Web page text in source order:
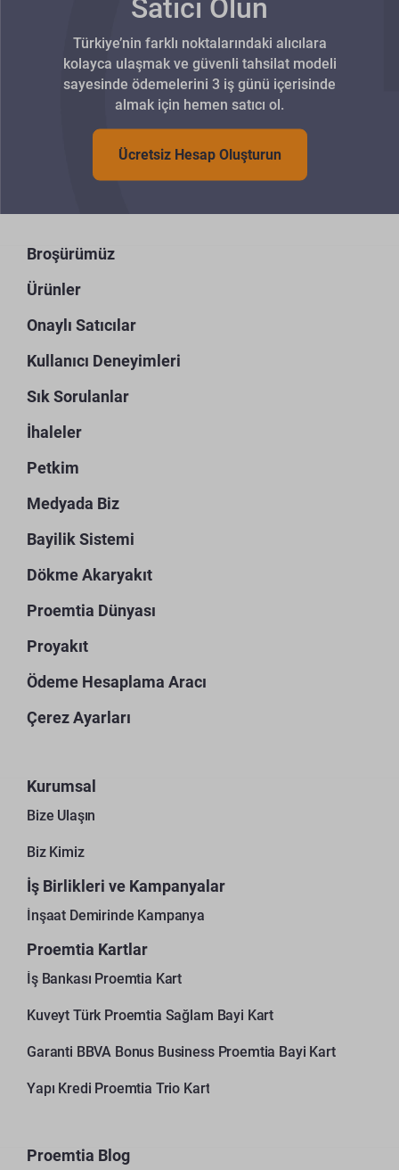
Satıcı Olun
Türkiye’nin farklı noktalarındaki alıcılara
kolayca ulaşmak ve güvenli tahsilat modeli
sayesinde ödemelerini 3 iş günü içerisinde
almak için hemen satıcı ol.
Ücretsiz Hesap Oluşturun
Broşürümüz
Ürünler
Onaylı Satıcılar
Kullanıcı Deneyimleri
Sık Sorulanlar
İhaleler
Petkim
Medyada Biz
Bayilik Sistemi
Dökme Akaryakıt
Proemtia Dünyası
Proyakıt
Ödeme Hesaplama Aracı
Çerez Ayarları
Kurumsal
Bize Ulaşın
Biz Kimiz
İş Birlikleri ve Kampanyalar
İnşaat Demirinde Kampanya
Proemtia Kartlar
İş Bankası Proemtia Kart
Kuveyt Türk Proemtia Sağlam Bayi Kart
Garanti BBVA Bonus Business Proemtia Bayi Kart
Yapı Kredi Proemtia Trio Kart
Proemtia Blog